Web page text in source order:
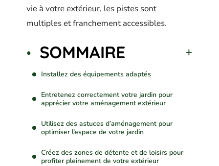
vie à votre extérieur, les pistes sont
multiples et franchement accessibles.
SOMMAIRE
Installez des équipements adaptés
Entretenez correctement votre jardin pour
apprécier votre aménagement extérieur
Utilisez des astuces d’aménagement pour
optimiser l’espace de votre jardin
Créez des zones de détente et de loisirs pour
profiter pleinement de votre extérieur